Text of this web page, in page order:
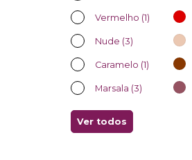
Vermelho (1)
Nude (3)
Caramelo (1)
Marsala (3)
Ver todos